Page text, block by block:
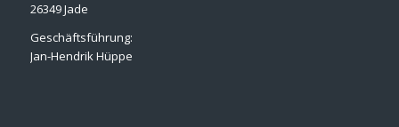
26349 Jade
Geschäftsführung:
Jan-Hendrik Hüppe